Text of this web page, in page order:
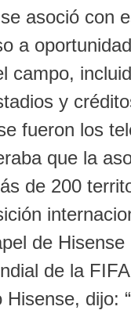
asoció con
a
campo,
y
fueron los
que la
de 200
de
de la
dijo: